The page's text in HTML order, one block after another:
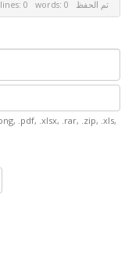
lines: 0 words: 0 تم الحفظ